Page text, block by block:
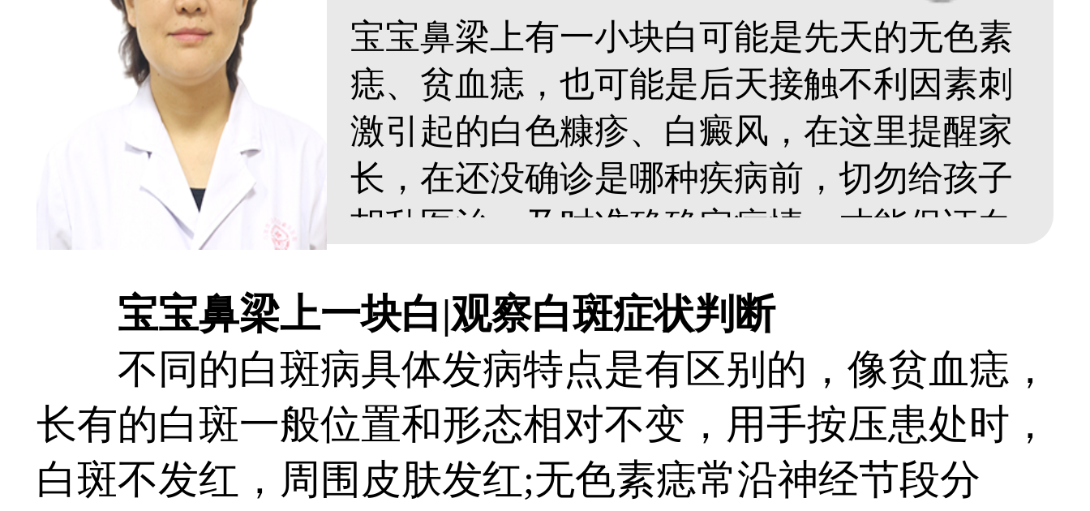
宝宝鼻梁上有一小块白可能是先天的无色素
痣、贫血痣，也可能是后天接触不利因素刺
激引起的白色糠疹、白癜风，在这里提醒家
长，在还没确诊是哪种疾病前，切勿给孩子
胡乱医治，及时准确确定病情，才能保证白
宝宝鼻梁上一块白|观察白斑症状判断
不同的白斑病具体发病特点是有区别的，像贫血痣，
长有的白斑一般位置和形态相对不变，用手按压患处时，
白斑不发红，周围皮肤发红;无色素痣常沿神经节段分